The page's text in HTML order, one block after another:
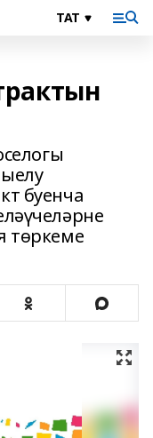
буенча
төркеме